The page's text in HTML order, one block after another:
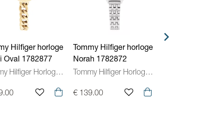
Hilfiger horloge
Oval 1782877
Tommy Hilfiger Horloges Dames
Tommy Hilfiger horloge
Norah 1782872
Tommy Hilfiger Horloges Dames
€ 139.00